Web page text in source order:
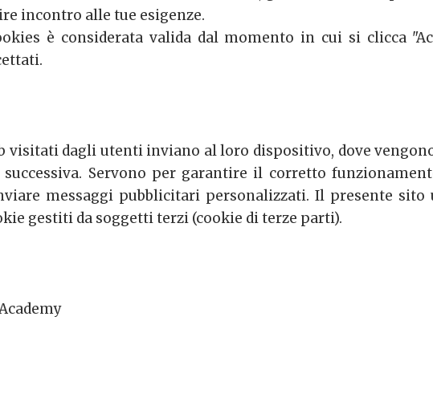
incontro alle tue esigenze.
è considerata valida dal momento in cui si clicca
visitati dagli utenti inviano al loro dispositivo, dove
Servono per garantire il corretto
messaggi pubblicitari personalizzati. Il presente
gestiti da soggetti terzi (cookie di terze parti).